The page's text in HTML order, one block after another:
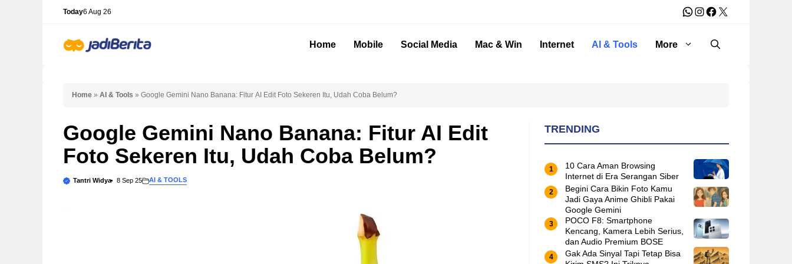
Today6 Aug 26 WhatsApp
Instagram
Facebook
X
Home Mobile Social Media Mac & Win Internet AI & Tools More
Home » AI & Tools » Google Gemini Nano Banana: Fitur AI Edit Foto Sekeren Itu, Udah Coba Belum?
Google Gemini Nano Banana: Fitur AI Edit
Foto Sekeren Itu, Udah Coba Belum?
Tantri Widya 8 Sep 25 AI & TOOLS
TRENDING
10 Cara Aman Browsing
Internet di Era Serangan Siber
Begini Cara Bikin Foto Kamu
Jadi Gaya Anime Ghibli Pakai
Google Gemini
POCO F8: Smartphone
Kencang, Kamera Lebih Serius,
dan Audio Premium BOSE
Gak Ada Sinyal Tapi Tetap Bisa